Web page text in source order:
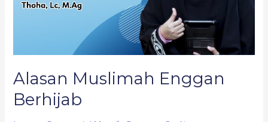
Alasan Muslimah Enggan
Berhijab